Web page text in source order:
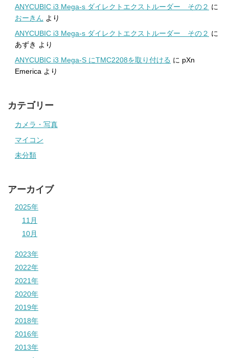
ANYCUBIC i3 Mega-s ダイレクトエクストルーダー その２ に
おーきん より
ANYCUBIC i3 Mega-s ダイレクトエクストルーダー その２ に
あずき より
ANYCUBIC i3 Mega-S にTMC2208を取り付ける に pXn
Emerica より
カテゴリー
カメラ・写真
マイコン
未分類
アーカイブ
2025年
11月
10月
2023年
2022年
2021年
2020年
2019年
2018年
2016年
2013年